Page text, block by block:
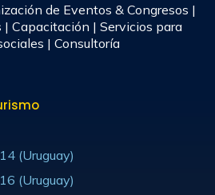
de Eventos & Congresos |
| Capacitación | Servicios para
| Consultoría
(Uruguay)
(Uruguay)